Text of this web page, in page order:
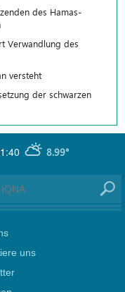
des Hamas-
Verwandlung des
versteht
der schwarzen
8.99°
uns